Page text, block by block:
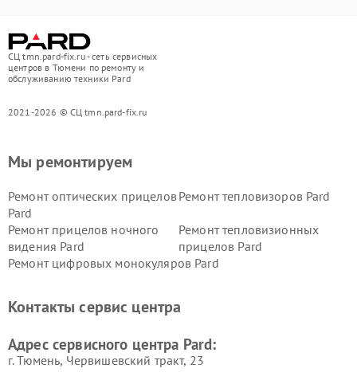
СЦ tmn.pard-fix.ru - сеть сервисных
центров в Тюмени по ремонту и
обслуживанию техники Pard
2021-2026 © СЦ tmn.pard-fix.ru
Мы ремонтируем
Ремонт оптических прицелов
Pard
Ремонт тепловизоров Pard
Ремонт прицелов ночного
видения Pard
Ремонт тепловизионных
прицелов Pard
Ремонт цифровых монокуляров Pard
Контакты сервис центра
Адрес сервисного центра Pard:
г. Тюмень, ​Червишевский тракт, 23